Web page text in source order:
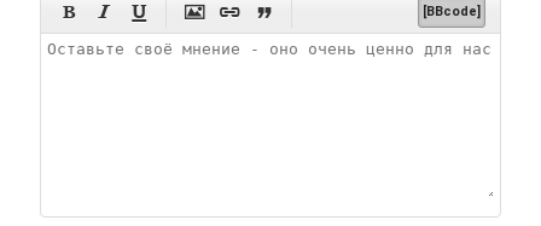
      [BBcode]